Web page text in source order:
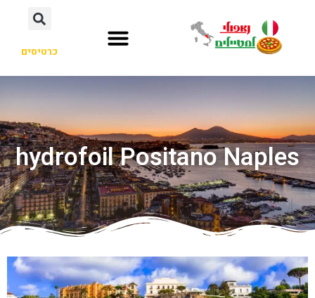
כרטיסים
hydrofoil Positano Naples